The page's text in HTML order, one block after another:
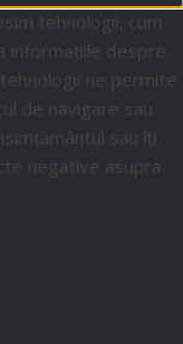
tehnologii, cum
informațiile despre
ne permite
de navigare sau
sau îți
negative asupra